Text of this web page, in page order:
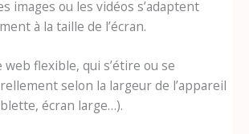
images ou les vidéos s’adaptent
à la taille de l’écran.
web flexible, qui s’étire ou se
selon la largeur de l’appareil
écran large…).